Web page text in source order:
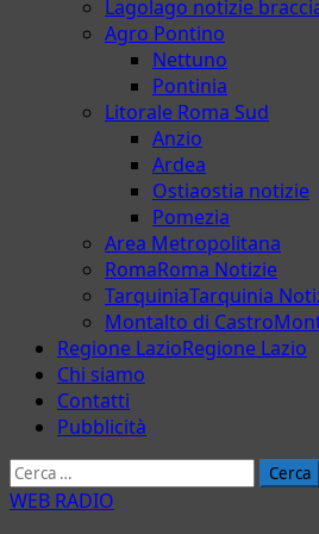
Lago lago notizie
Agro Pontino
Nettuno
Pontinia
Litorale Roma Sud
Anzio
Ardea
Ostiaostia notizie
Pomezia
Area Metropolitana
RomaRoma Notizie
TarquiniaTarquinia
Montalto di Castro
Regione LazioRegione Lazio
Chi siamo
Contatti
Pubblicità
Ricerca
per:
WEB RADIO